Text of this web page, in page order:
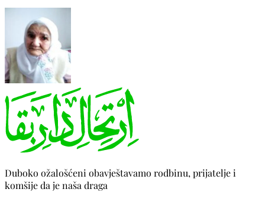
Duboko ožalošćeni obavještavamo rodbinu, prijatelje i
komšije da je naša draga